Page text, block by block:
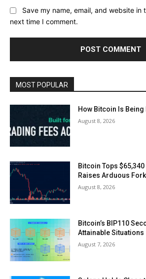
Save my name, email, and website in
next time I comment.
MOST POPULAR
How Bitcoin Is Being
August 8, 2026
Bitcoin Tops
Raises Arduous
August 8, 2026
Bitcoin’s BIP110
Attainable Situations
August 7, 2026